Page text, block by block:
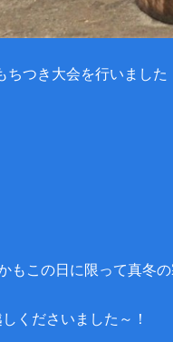
つき大会を行いました
もこの日に限って真冬
くださいました～！